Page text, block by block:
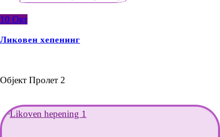
10 Окт
Ликовен хепенинг
Објект Пролет 2